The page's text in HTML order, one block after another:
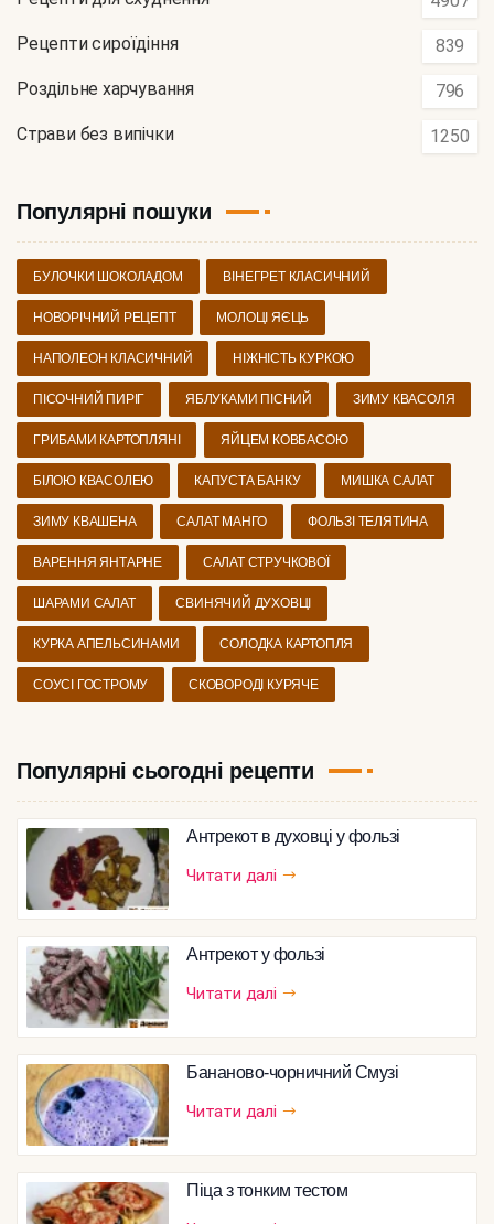
Рецепти сироїдіння 839
Роздільне харчування 796
Страви без випічки 1250
Популярні пошуки
БУЛОЧКИ ШОКОЛАДОМ ВІНЕГРЕТ КЛАСИЧНИЙ
НОВОРІЧНИЙ РЕЦЕПТ МОЛОЦІ ЯЄЦЬ
НАПОЛЕОН КЛАСИЧНИЙ НІЖНІСТЬ КУРКОЮ
ПІСОЧНИЙ ПИРІГ ЯБЛУКАМИ ПІСНИЙ ЗИМУ КВАСОЛЯ
ГРИБАМИ КАРТОПЛЯНІ ЯЙЦЕМ КОВБАСОЮ
БІЛОЮ КВАСОЛЕЮ КАПУСТА БАНКУ МИШКА САЛАТ
ЗИМУ КВАШЕНА САЛАТ МАНГО ФОЛЬЗІ ТЕЛЯТИНА
ВАРЕННЯ ЯНТАРНЕ САЛАТ СТРУЧКОВОЇ
ШАРАМИ САЛАТ СВИНЯЧИЙ ДУХОВЦІ
КУРКА АПЕЛЬСИНАМИ СОЛОДКА КАРТОПЛЯ
СОУСІ ГОСТРОМУ СКОВОРОДІ КУРЯЧЕ
Популярні сьогодні рецепти
Антрекот в духовці у фользі
Читати далі
Антрекот у фользі
Читати далі
Бананово-чорничний Смузі
Читати далі
Піца з тонким тестом